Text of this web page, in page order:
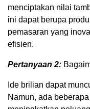
menciptakan nilai
ini dapat berupa
pemasaran yang
efisien.
Pertanyaan 2:
Ide brilian dapat
Namun, ada